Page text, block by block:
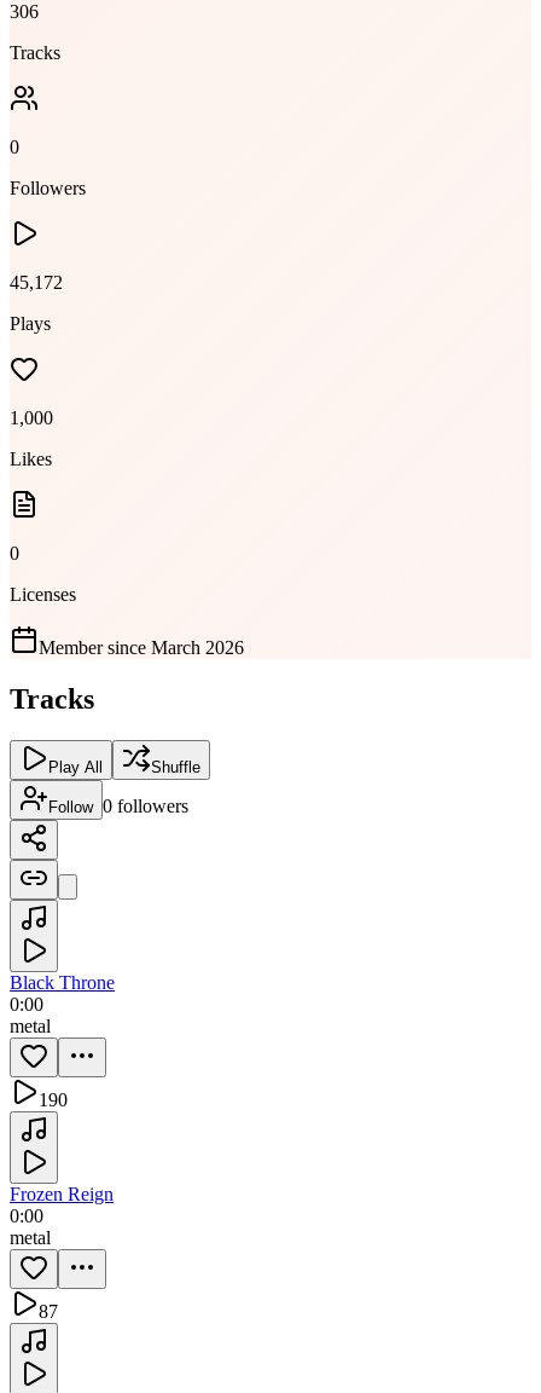
306
Tracks
0
Followers
45,172
Plays
1,000
Likes
0
Licenses
Member since March 2026
Tracks
Play All Shuffle
Follow 0 followers
Black Throne
0:00
metal
190
Frozen Reign
0:00
metal
87